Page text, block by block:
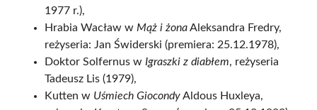
1977 r.),
Hrabia Wacław w Mąż i żonaAleksandra Fredry,
reżyseria: Jan Świderski (premiera: 25.12.1978),
Doktor Solfernus w Igraszki z diabłem, reżyseria
Tadeusz Lis (1979),
Kutten w Uśmiech GiocondyAldous Huxleya,